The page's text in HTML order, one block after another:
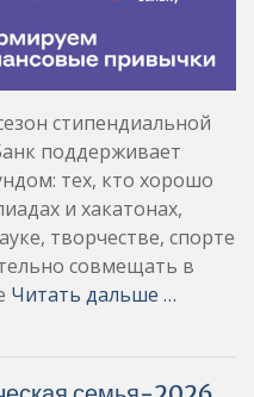
стипендиальной
поддерживает
тех, кто хорошо
и хакатонах,
творчестве, спорте
совмещать в
Читать дальше …